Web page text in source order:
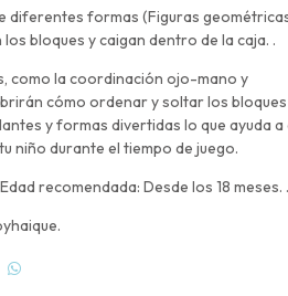
diferentes formas (Figuras
bloques y caigan dentro de la caja. .
como la coordinación ojo-mano y
cómo ordenar y soltar los
y formas divertidas lo que ayuda
niño durante el tiempo de juego.
recomendada: Desde los 18 meses. .